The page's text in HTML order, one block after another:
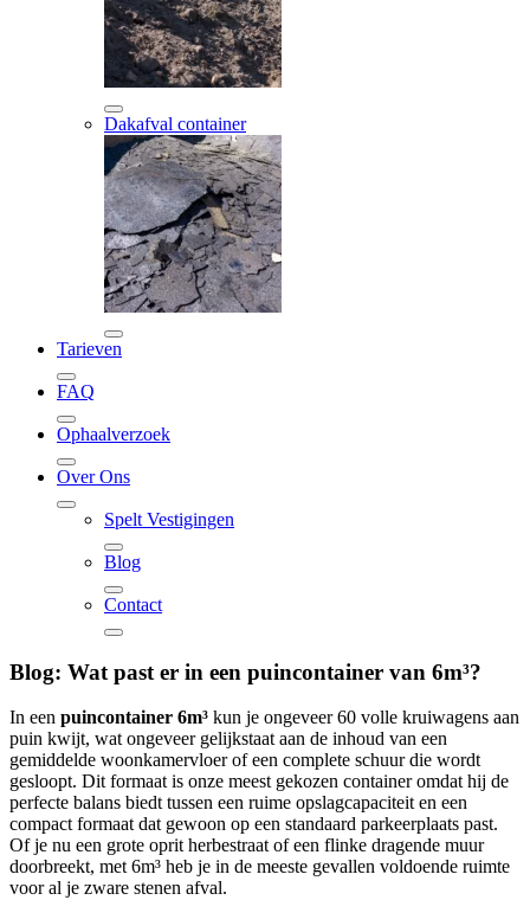
Dakafval container
Tarieven
FAQ
Ophaalverzoek
Over Ons
Spelt Vestigingen
Blog
Contact
Blog: Wat past er in een puincontainer van 6m³?
In een puincontainer 6m³ kun je ongeveer 60 volle kruiwagens aan
puin kwijt, wat ongeveer gelijkstaat aan de inhoud van een
gemiddelde woonkamervloer of een complete schuur die wordt
gesloopt. Dit formaat is onze meest gekozen container omdat hij de
perfecte balans biedt tussen een ruime opslagcapaciteit en een
compact formaat dat gewoon op een standaard parkeerplaats past.
Of je nu een grote oprit herbestraat of een flinke dragende muur
doorbreekt, met 6m³ heb je in de meeste gevallen voldoende ruimte
voor al je zware stenen afval.